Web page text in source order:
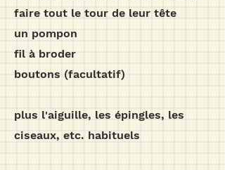
faire tout le tour de leur tête
un pompon
fil à broder
boutons (facultatif)
plus l'aiguille, les épingles, les
ciseaux, etc. habituels